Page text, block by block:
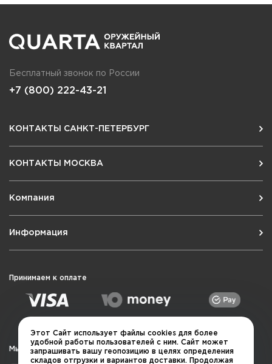
Бесплатный звонок по России
+7 (800) 222-43-21
КОНТАКТЫ САНКТ-ПЕТЕРБУРГ
КОНТАКТЫ МОСКВА
Компания
Информация
Принимаем к оплате
Мы в социальных сетях
Этот Сайт использует файлы cookies для более
удобной работы пользователей с ним. Сайт может
запрашивать вашу геопозицию в целях определения
складов отгрузки и вариантов доставки. Продолжая